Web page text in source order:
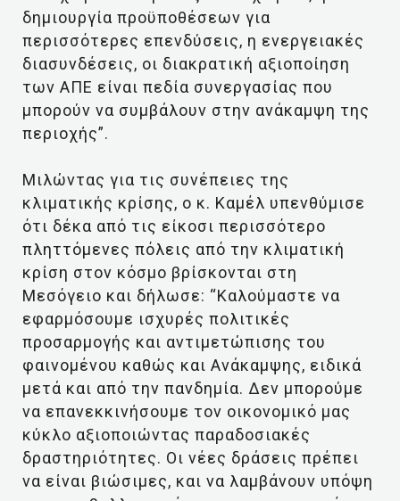
δημιουργία προϋποθέσεων για
περισσότερες επενδύσεις, η ενεργειακές
διασυνδέσεις, οι διακρατική αξιοποίηση
των ΑΠΕ είναι πεδία συνεργασίας που
μπορούν να συμβάλουν στην ανάκαμψη της
περιοχής”.
Μιλώντας για τις συνέπειες της
κλιματικής κρίσης, ο κ. Καμέλ υπενθύμισε
ότι δέκα από τις είκοσι περισσότερο
πληττόμενες πόλεις από την κλιματική
κρίση στον κόσμο βρίσκονται στη
Μεσόγειο και δήλωσε: “Καλούμαστε να
εφαρμόσουμε ισχυρές πολιτικές
προσαρμογής και αντιμετώπισης του
φαινομένου καθώς και Ανάκαμψης, ειδικά
μετά και από την πανδημία. Δεν μπορούμε
να επανεκκινήσουμε τον οικονομικό μας
κύκλο αξιοποιώντας παραδοσιακές
δραστηριότητες. Οι νέες δράσεις πρέπει
να είναι βιώσιμες, και να λαμβάνουν υπόψη